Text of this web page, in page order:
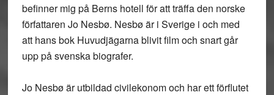
befinner mig på Berns hotell för att träffa den norske
författaren Jo Nesbø. Nesbø är i Sverige i och med
att hans bok Huvudjägarna blivit film och snart går
upp på svenska biografer.
Jo Nesbø är utbildad civilekonom och har ett förflutet